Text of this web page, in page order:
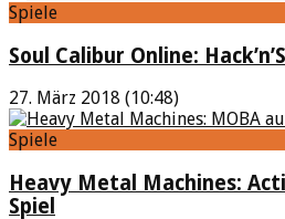
Spiele
Soul Calibur Online:
27. März 2018 (10:48)
Spiele
Heavy Metal Machines:
Spiel